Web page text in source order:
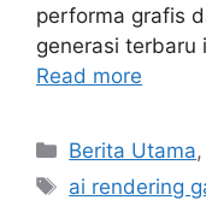
performa grafis
generasi terbaru
Read more
C
Berita Utama,
T
ai rendering